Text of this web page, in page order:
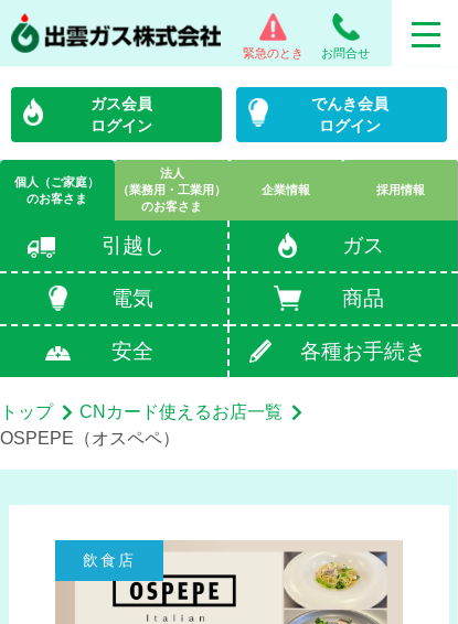
緊急のとき お問合せ
ガス会員
ログイン
でんき会員
ログイン
個人（ご家庭）
のお客さま
法人
（業務用・工業用）
のお客さま
企業情報 採用情報
引越し ガス
電気 商品
安全 各種お手続き
トップ
CNカード使えるお店一覧
OSPEPE（オスペペ）
飲食店